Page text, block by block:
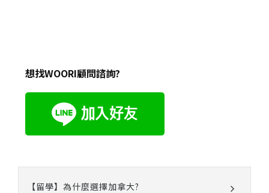
想找WOORI顧問諮詢?
【留學】為什麼選擇加拿大?